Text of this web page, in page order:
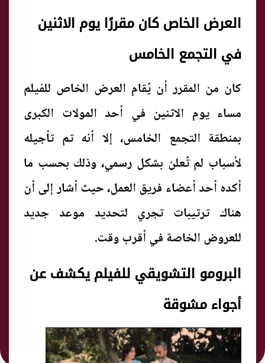
العرض الخاص كان مقررًا يوم الاثنين
في التجمع الخامس
كان من المقرر أن يُقام العرض الخاص للفيلم
مساء يوم الاثنين في أحد المولات الكبرى
بمنطقة التجمع الخامس، إلا أنه تم تأجيله
لأسباب لم تُعلن بشكل رسمي، وذلك بحسب ما
أكده أحد أعضاء فريق العمل، حيث أشار إلى أن
هناك ترتيبات تجري لتحديد موعد جديد
للعروض الخاصة في أقرب وقت.
البرومو التشويقي للفيلم يكشف عن
أجواء مشوقة